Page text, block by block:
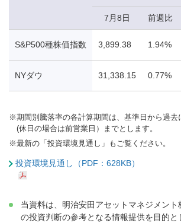
7月8日 前週比
S&P500種株価指数 3,899.38 1.94%
NYダウ 31,338.15 0.77%
※期間別騰落率の各計算期間は、基準日から過去
(休日の場合は前営業日）までとします。
※最新の「投資環境見通し」もご覧ください。
投資環境見通し（PDF：628KB）
当資料は、明治安田アセットマネジメント
の投資判断の参考となる情報提供を目的